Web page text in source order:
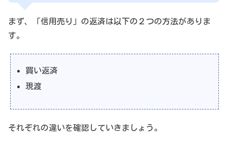
まず、「信用売り」の返済は以下の２つの方法がありま
す。
買い返済
現渡
それぞれの違いを確認していきましょう。